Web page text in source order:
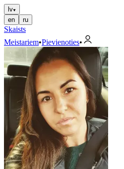
lv
en
ru
Skaists
Meistariem•Pievienoties•